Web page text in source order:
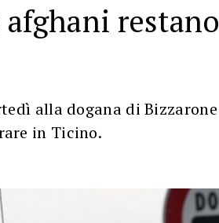
restano
alla dogana di Bizzarone
in Ticino.